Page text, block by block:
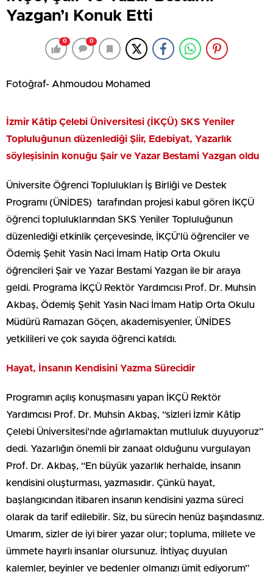
Yazgan’ı Konuk Etti
0 0
Fotoğraf- Ahmoudou Mohamed
İzmir Kâtip Çelebi Üniversitesi (İKÇÜ) SKS Yeniler
Topluluğunun düzenlediği Şiir, Edebiyat, Yazarlık
söyleşisinin konuğu Şair ve Yazar Bestami Yazgan oldu
Üniversite Öğrenci Toplulukları İş Birliği ve Destek
Programı (ÜNİDES) tarafından projesi kabul gören İKÇÜ
öğrenci topluluklarından SKS Yeniler Topluluğunun
düzenlediği etkinlik çerçevesinde, İKÇÜ’lü öğrenciler ve
Ödemiş Şehit Yasin Naci İmam Hatip Orta Okulu
öğrencileri Şair ve Yazar Bestami Yazgan ile bir araya
geldi. Programa İKÇÜ Rektör Yardımcısı Prof. Dr. Muhsin
Akbaş, Ödemiş Şehit Yasin Naci İmam Hatip Orta Okulu
Müdürü Ramazan Göçen, akademisyenler, ÜNİDES
yetkilileri ve çok sayıda öğrenci katıldı.
Hayat, İnsanın Kendisini Yazma Sürecidir
Programın açılış konuşmasını yapan İKÇÜ Rektör
Yardımcısı Prof. Dr. Muhsin Akbaş, “sizleri İzmir Kâtip
Çelebi Üniversitesi’nde ağırlamaktan mutluluk duyuyoruz”
dedi. Yazarlığın önemli bir zanaat olduğunu vurgulayan
Prof. Dr. Akbaş, “En büyük yazarlık herhalde, insanın
kendisini oluşturması, yazmasıdır. Çünkü hayat,
başlangıcından itibaren insanın kendisini yazma süreci
olarak da tarif edilebilir. Siz, bu sürecin henüz başındasınız.
Umarım, sizler de iyi birer yazar olur; topluma, millete ve
ümmete hayırlı insanlar olursunuz. İhtiyaç duyulan
kalemler, beyinler ve bedenler olmanızı ümit ediyorum”